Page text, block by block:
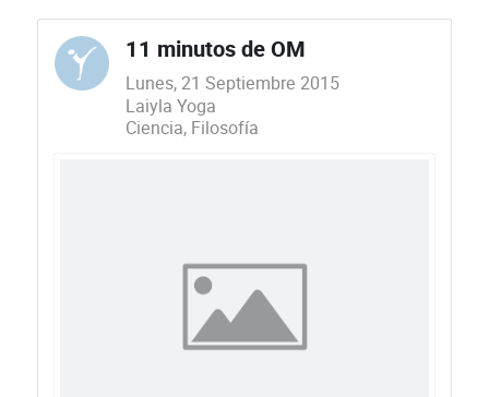
11 minutos de OM
Lunes, 21 Septiembre 2015
Laiyla Yoga
Ciencia Filosofía